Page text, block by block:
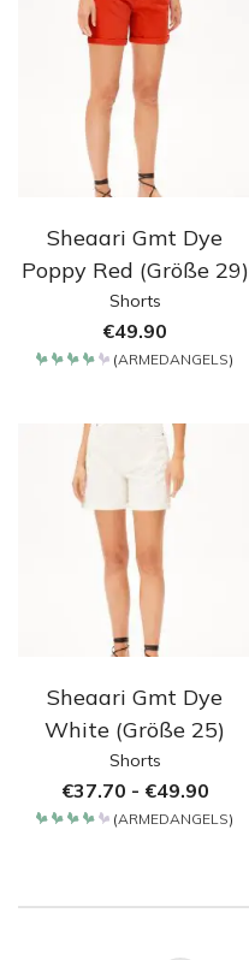
Sheaari Gmt Dye
Poppy Red (Größe 29)
Shorts
€49.90
(ARMEDANGELS)
Sheaari Gmt Dye
White (Größe 25)
Shorts
€37.70 - €49.90
(ARMEDANGELS)